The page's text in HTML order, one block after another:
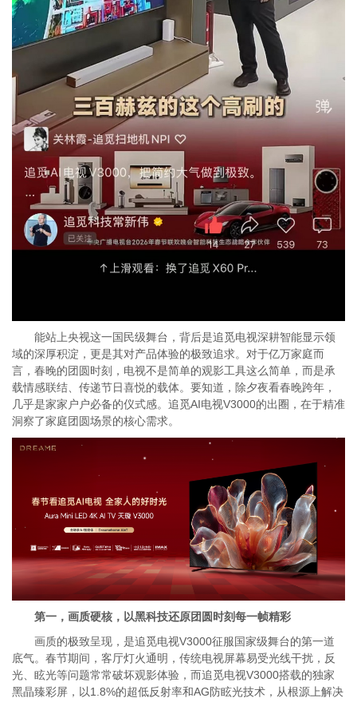
能站上央视这一国民级舞台，背后是追觅电视深耕智能显示领
域的深厚积淀，更是其对产品体验的极致追求。对于亿万家庭而
言，春晚的团圆时刻，电视不是简单的观影工具这么简单，而是承
载情感联结、传递节日喜悦的载体。要知道，除夕夜看春晚跨年，
几乎是家家户户必备的仪式感。追觅AI电视V3000的出圈，在于精准
洞察了家庭团圆场景的核心需求。
第一， 画质硬核， 以黑科技还原团圆时刻每一帧精彩
画质的极致呈现，是追觅电视V3000征服国家级舞台的第一道
底气。春节期间，客厅灯火通明，传统电视屏幕易受光线干扰，反
光、眩光等问题常常破坏观影体验，而追觅电视V3000搭载的独家
黑晶臻彩屏，以1.8%的超低反射率和AG防眩光技术，从根源上解决